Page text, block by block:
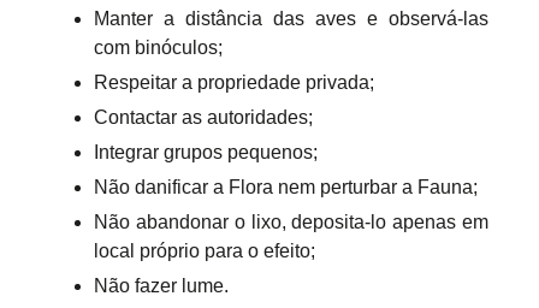
Manter a distância das aves e observá-las
com binóculos;
Respeitar a propriedade privada;
Contactar as autoridades;
Integrar grupos pequenos;
Não danificar a Flora nem perturbar a Fauna;
Não abandonar o lixo, deposita-lo apenas em
local próprio para o efeito;
Não fazer lume.